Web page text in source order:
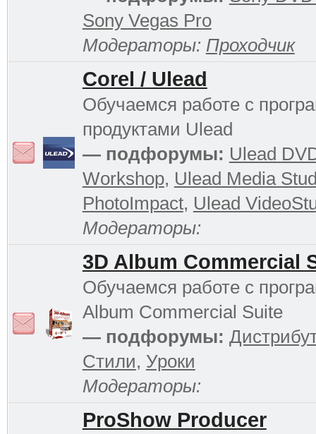
Sony Vegas Pro
Модераторы: Проходчик
Corel / Ulead
Обучаемся работе с
продуктами Ulead
— подфорумы: Ulead
Workshop, Ulead Media
PhotoImpact, Ulead
Модераторы:
3D Album Commercial
Обучаемся работе с
Album Commercial Suite
— подфорумы:
Стили, Уроки
Модераторы:
ProShow Producer